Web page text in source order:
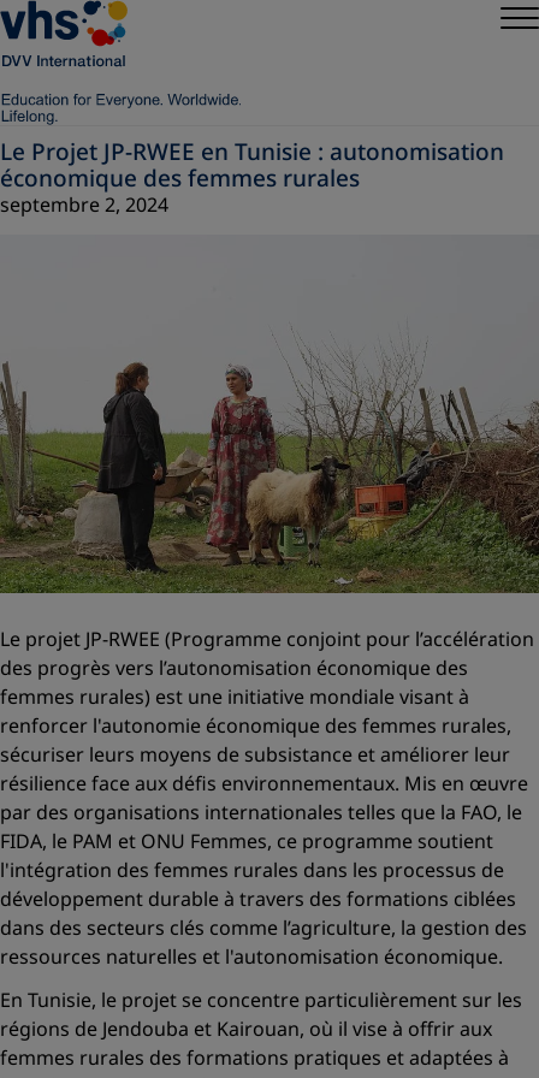
Le Projet JP-RWEE en Tunisie : autonomisation
économique des femmes rurales
septembre 2, 2024
Le projet JP-RWEE (Programme conjoint pour l’accélération
des progrès vers l’autonomisation économique des
femmes rurales) est une initiative mondiale visant à
renforcer l'autonomie économique des femmes rurales,
sécuriser leurs moyens de subsistance et améliorer leur
résilience face aux défis environnementaux. Mis en œuvre
par des organisations internationales telles que la FAO, le
FIDA, le PAM et ONU Femmes, ce programme soutient
l'intégration des femmes rurales dans les processus de
développement durable à travers des formations ciblées
dans des secteurs clés comme l’agriculture, la gestion des
ressources naturelles et l'autonomisation économique.
En Tunisie, le projet se concentre particulièrement sur les
régions de Jendouba et Kairouan, où il vise à offrir aux
femmes rurales des formations pratiques et adaptées à